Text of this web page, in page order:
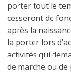
porter tout le
cesseront de
après la
la porter lors
activités qui
de marche ou